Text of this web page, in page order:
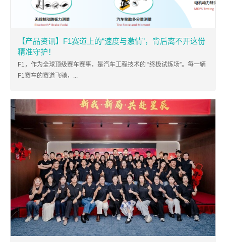
【产品资讯】F1赛道上的“速度与激情”，背后离不开这份
精准守护！
F1，作为全球顶级赛车赛事，是汽车工程技术的 “终极试炼场”。每一辆
F1赛车的赛道飞驰，...